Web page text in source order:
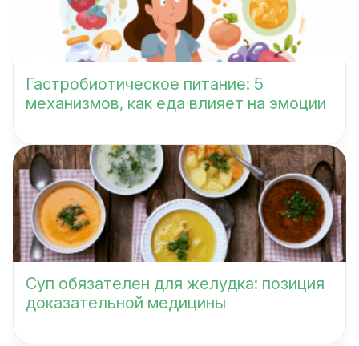
Гастробиотическое питание: 5
механизмов, как еда влияет на эмоции
Суп обязателен для желудка: позиция
доказательной медицины